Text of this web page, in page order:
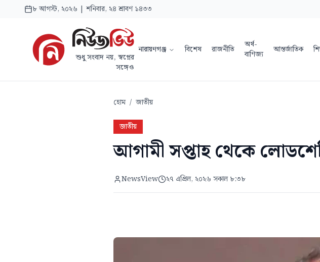
৮ আগস্ট, ২০২৬ | শনিবার, ২৪ শ্রাবণ ১৪৩৩
শুধু সংবাদ নয়, স্বপ্নের
সঙ্গেও
নারায়ণগঞ্জ বিশেষ রাজনীতি
অর্থ-
বাণিজ্য
আন্তর্জাতিক
হোম / জাতীয়
জাতীয়
আগামী সপ্তাহ থেকে
NewsView ২৭ এপ্রিল, ২০২৬ সকাল ৮:৩৮